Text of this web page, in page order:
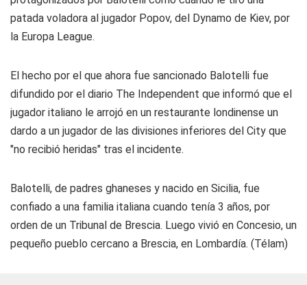
patada voladora al jugador Popov, del Dynamo de Kiev, por
la Europa League.
El hecho por el que ahora fue sancionado Balotelli fue
difundido por el diario The Independent que informó que el
jugador italiano le arrojó en un restaurante londinense un
dardo a un jugador de las divisiones inferiores del City que
"no recibió heridas" tras el incidente.
Balotelli, de padres ghaneses y nacido en Sicilia, fue
confiado a una familia italiana cuando tenía 3 años, por
orden de un Tribunal de Brescia. Luego vivió en Concesio, un
pequeño pueblo cercano a Brescia, en Lombardía. (Télam)